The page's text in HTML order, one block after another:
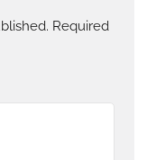
Required